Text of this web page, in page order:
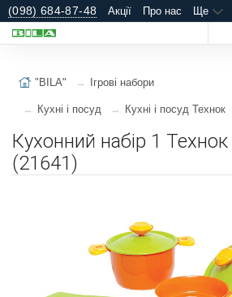
(098) 684-87-48 Акції Про нас Ще
"BILA" Ігрові набори
Кухні і посуд Кухні і посуд Технок
Кухонний набір 1
(21641)